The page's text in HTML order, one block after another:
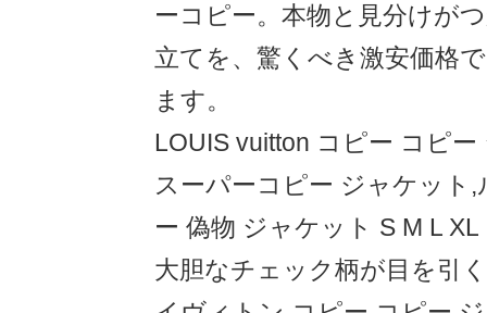
ーコピー。本物と見分けが
立てを、驚くべき激安価格
ます。
LOUIS vuitton コピー コピ
スーパーコピー ジャケット
ー 偽物 ジャケット S M L XL
大胆なチェック柄が目を引